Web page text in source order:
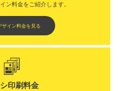
ン料金をご紹介します。​​
ザイン料金を見る
印刷料金